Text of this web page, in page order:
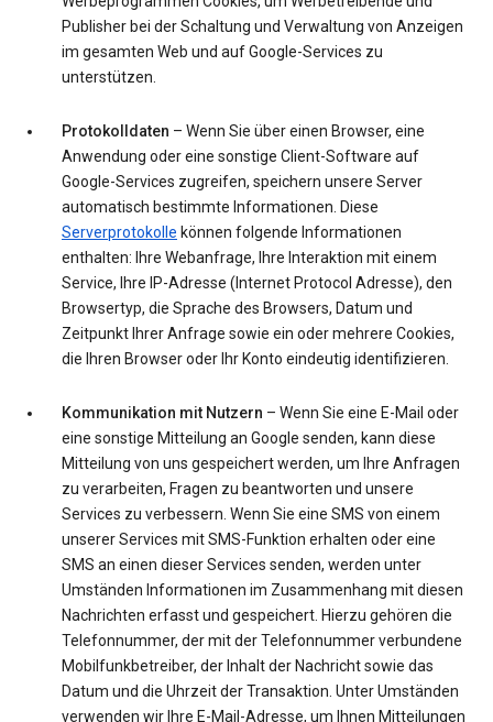
Publisher bei der Schaltung und Verwaltung von Anzeigen
im gesamten Web und auf Google-Services zu
unterstützen.
Protokolldaten – Wenn Sie über einen Browser, eine
Anwendung oder eine sonstige Client-Software auf
Google-Services zugreifen, speichern unsere Server
automatisch bestimmte Informationen. Diese
Serverprotokolle können folgende Informationen
enthalten: Ihre Webanfrage, Ihre Interaktion mit einem
Service, Ihre IP-Adresse (Internet Protocol Adresse), den
Browsertyp, die Sprache des Browsers, Datum und
Zeitpunkt Ihrer Anfrage sowie ein oder mehrere Cookies,
die Ihren Browser oder Ihr Konto eindeutig identifizieren.
Kommunikation mit Nutzern – Wenn Sie eine E-Mail oder
eine sonstige Mitteilung an Google senden, kann diese
Mitteilung von uns gespeichert werden, um Ihre Anfragen
zu verarbeiten, Fragen zu beantworten und unsere
Services zu verbessern. Wenn Sie eine SMS von einem
unserer Services mit SMS-Funktion erhalten oder eine
SMS an einen dieser Services senden, werden unter
Umständen Informationen im Zusammenhang mit diesen
Nachrichten erfasst und gespeichert. Hierzu gehören die
Telefonnummer, der mit der Telefonnummer verbundene
Mobilfunkbetreiber, der Inhalt der Nachricht sowie das
Datum und die Uhrzeit der Transaktion. Unter Umständen
verwenden wir Ihre E-Mail-Adresse, um Ihnen Mitteilungen